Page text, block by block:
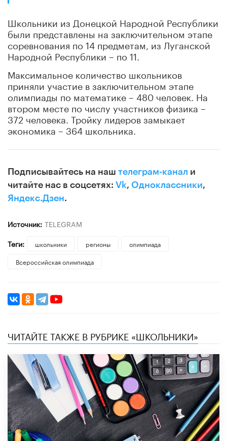
Школьники из Донецкой Народной Республики
были представлены на заключительном этапе
соревнования по 14 предметам, из Луганской
Народной Республики – по 11.
Максимальное количество школьников
приняли участие в заключительном этапе
олимпиады по математике – 480 человек. На
втором месте по числу участников физика –
372 человека. Тройку лидеров замыкает
экономика – 364 школьника.
Подписывайтесь на наш телеграм-канал и
читайте нас в соцсетях: Vk, Одноклассники,
Яндекс.Дзен.
Источник: TELEGRAM
Теги:
школьники регионы
олимпиада
Всероссийская олимпиада
ЧИТАЙТЕ ТАКЖЕ В РУБРИКЕ «ШКОЛЬНИКИ»